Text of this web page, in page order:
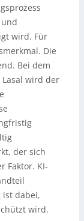
wird. Für
Die
Bei dem
wird der
der sich
Faktor. KI-
ist dabei,
wird.